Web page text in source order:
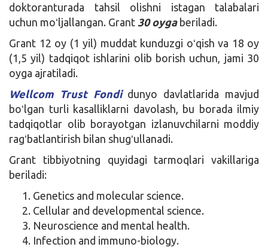
doktoranturada tahsil olishni istagan talabalari
uchun moʻljallangan. Grant 30 oygaberiladi.
Grant 12 oy (1 yil) muddat kunduzgi oʻqish va 18 oy
(1,5 yil) tadqiqot ishlarini olib borish uchun, jami 30
oyga ajratiladi.
Wellcom Trust Fondidunyo davlatlarida mavjud
boʻlgan turli kasalliklarni davolash, bu borada ilmiy
tadqiqotlar olib borayotgan izlanuvchilarni moddiy
ragʻbatlantirish bilan shugʻullanadi.
Grant tibbiyotning quyidagi tarmoqlari vakillariga
beriladi:
Genetics and molecular science.
Cellular and developmental science.
Neuroscience and mental health.
Infection and immuno-biology.